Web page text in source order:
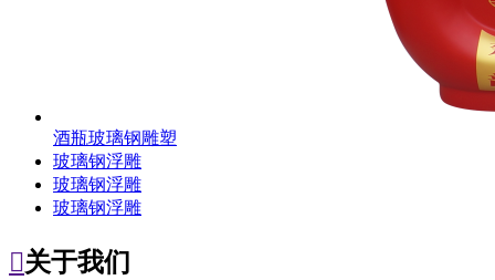
酒瓶玻璃钢雕塑
玻璃钢浮雕
玻璃钢浮雕
玻璃钢浮雕
关于我们